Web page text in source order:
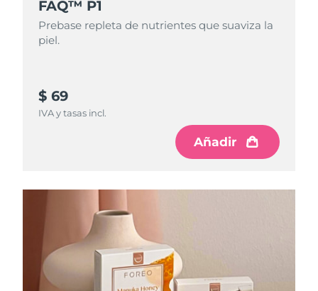
FAQ™ P1
Prebase repleta de nutrientes que suaviza la
piel.
$ 69
IVA y tasas incl.
Añadir